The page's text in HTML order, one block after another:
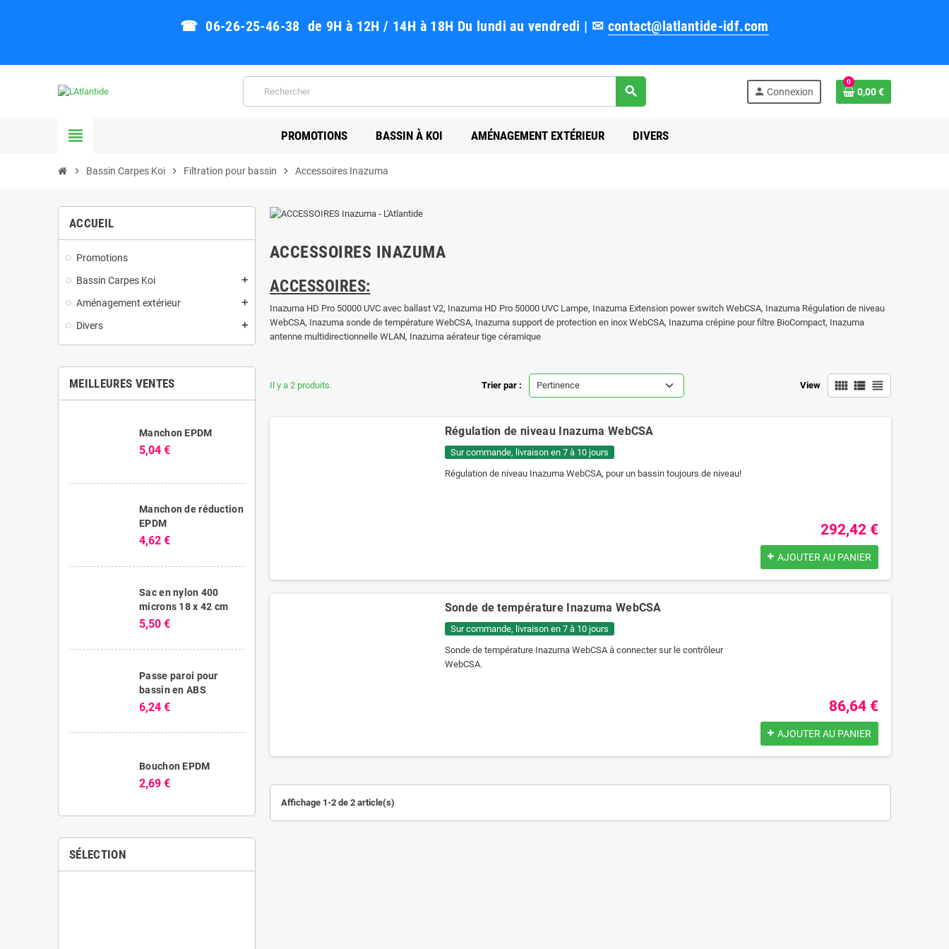
☎ 06-26-25-46-38 de 9H à 12H / 14H à 18H Du lundi au vendredi | ✉ contact@latlantide-idf.com
search person Connexion
0
0,00 €
view_headline PROMOTIONS BASSIN À KOI AMÉNAGEMENT EXTÉRIEUR DIVERS
chevron_right Bassin Carpes Koi chevron_right Filtration pour bassin chevron_right Accessoires Inazuma
ACCUEIL
Promotions
Bassin Carpes Koi
add
Aménagement extérieur add
Divers add
MEILLEURES VENTES
Manchon EPDM
5,04 €
Manchon de réduction
EPDM
4,62 €
Sac en nylon 400
microns 18 x 42 cm
5,50 €
Passe paroi pour
bassin en ABS
6,24 €
Bouchon EPDM
2,69 €
SÉLECTION
ACCESSOIRES INAZUMA
ACCESSOIRES:
Inazuma HD Pro 50000 UVC avec ballast V2, Inazuma HD Pro 50000 UVC Lampe, Inazuma Extension power switch WebCSA, Inazuma Régulation de niveau
WebCSA, Inazuma sonde de température WebCSA, Inazuma support de protection en inox WebCSA, Inazuma crépine pour filtre BioCompact, Inazuma
antenne multidirectionnelle WLAN, Inazuma aérateur tige céramique
Trier par : Pertinence View view_comfy view_list view_headline
Il y a 2 produits.
Régulation de niveau Inazuma WebCSA
Sur commande, livraison en 7 à 10 jours
Régulation de niveau Inazuma WebCSA, pour un bassin toujours de niveau!
292,42 €
AJOUTER AU PANIER
Sonde de température Inazuma WebCSA
Sur commande, livraison en 7 à 10 jours
Sonde de température Inazuma WebCSA à connecter sur le contrôleur
WebCSA.
86,64 €
AJOUTER AU PANIER
Affichage 1-2 de 2 article(s)